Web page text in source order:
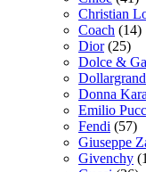
Christian
Coach (14)
Dior(25)
Dolce &
Dollargrand
Donna
Emilio
Fendi (57)
Giuseppe
Givenchy